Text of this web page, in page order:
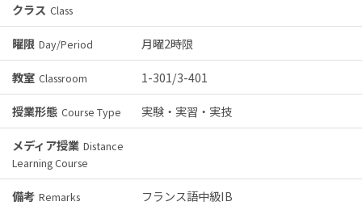
クラス Class
曜限 Day/Period
月曜2時限
教室 Classroom
1-301/3-401
授業形態 Course Type
実験・実習・実技
メディア授業 Distance
Learning Course
備考 Remarks
フランス語中級IB